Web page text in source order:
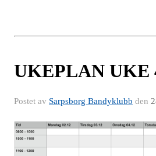
UKEPLAN UKE
Postet av Sarpsborg Bandyklubb den